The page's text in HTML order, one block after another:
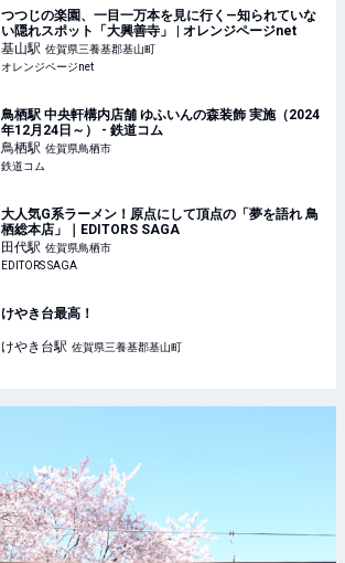
つつじの楽園、一目一万本を見に行く—知られていな
い隠れスポット「大興善寺」 | オレンジページnet
基山駅 佐賀県三養基郡基山町
オレンジページnet
鳥栖駅 中央軒構内店舗 ゆふいんの森装飾 実施（2024
年12月24日～） - 鉄道コム
鳥栖駅 佐賀県鳥栖市
鉄道コム
大人気G系ラーメン！原点にして頂点の「夢を語れ 鳥
栖総本店」｜EDITORS SAGA
田代駅 佐賀県鳥栖市
EDITORS SAGA
けやき台最高！
けやき台駅 佐賀県三養基郡基山町